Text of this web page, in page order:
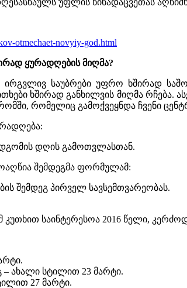
otmechaet-novyiy-god.html
ყურადღების მიღმა?
საუბრები უფრო ხშირად
ხშირად განხილვის მიღმა
რომელიც გამოქვეყნდა ჩვენი
დღის გამოთვლასთან.
შემდეგმა ფორმულამ:
შემდეგ პირველ სავსემთვარეობას.
საინტერესოა 2016 წელი,
– ახალი სტილით 23 მარტი.
27 მარტი.